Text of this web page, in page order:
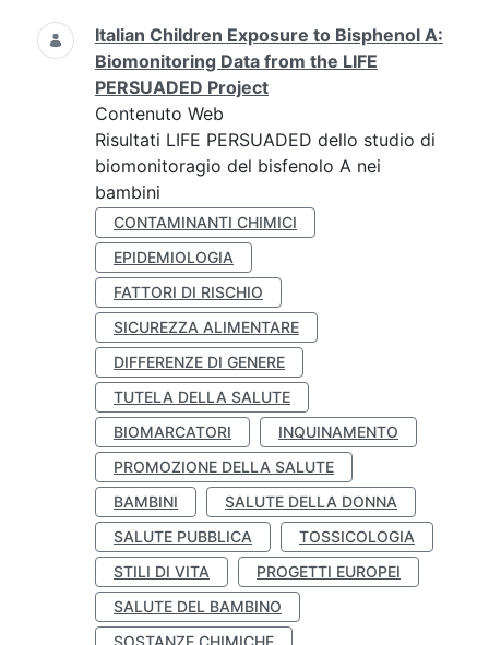
Ricerca
Italian Children Exposure to Bisphenol A:
Biomonitoring Data from the LIFE
PERSUADED Project
Contenuto Web
Risultati LIFE PERSUADED dello studio di
biomonitoragio del bisfenolo A nei
bambini
CONTAMINANTI CHIMICI
EPIDEMIOLOGIA
FATTORI DI RISCHIO
SICUREZZA ALIMENTARE
DIFFERENZE DI GENERE
TUTELA DELLA SALUTE
BIOMARCATORI
INQUINAMENTO
PROMOZIONE DELLA SALUTE
BAMBINI
SALUTE DELLA DONNA
SALUTE PUBBLICA
TOSSICOLOGIA
STILI DI VITA
PROGETTI EUROPEI
SALUTE DEL BAMBINO
SOSTANZE CHIMICHE